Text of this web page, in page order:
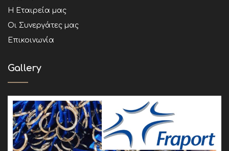
Η Εταιρεία μας
Οι Συνεργάτες μας
Επικοινωνία
Gallery